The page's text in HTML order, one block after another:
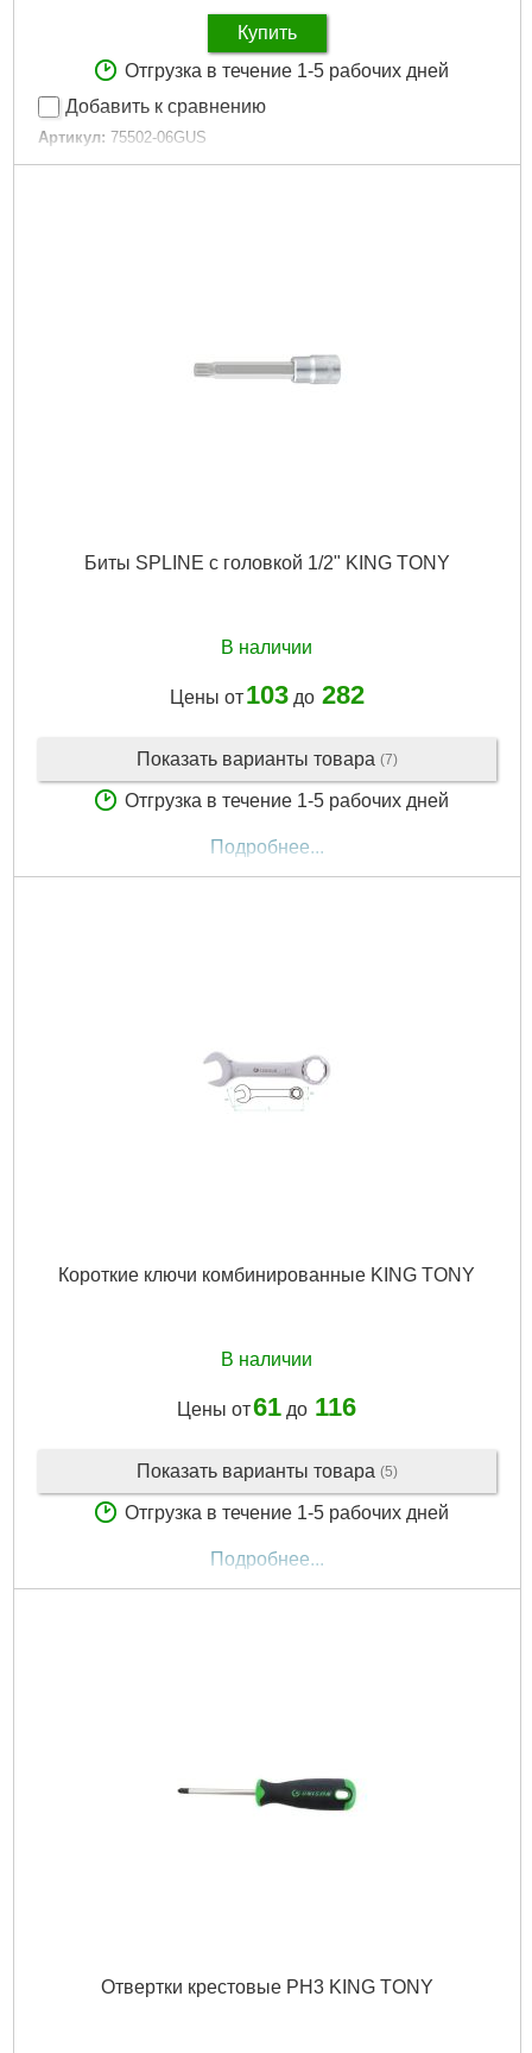
Купить
Отгрузка в течение 1-5 рабочих дней
Добавить к сравнению
Артикул: 75502-06GUS
Код товара: 23.20.71
Биты SPLINE с головкой 1/2" KING TONY
В наличии
Цены от 103до 282
Показать варианты товара (7)
Отгрузка в течение 1-5 рабочих дней
Подробнее...
Короткие ключи комбинированные KING TONY
В наличии
Цены от61 до 116
Показать варианты товара (5)
Отгрузка в течение 1-5 рабочих дней
Подробнее...
Отвертки крестовые PH3 KING TONY